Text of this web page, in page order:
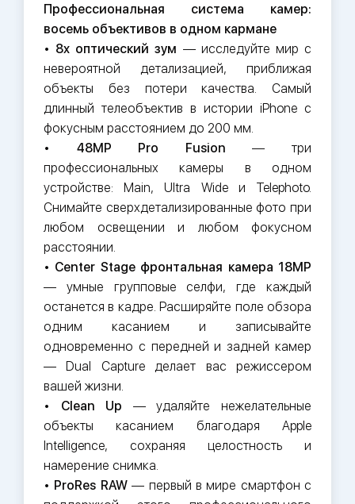
Профессиональная система камер:
восемь объективов в одном кармане
• 8x оптический зум — исследуйте мир с
невероятной детализацией, приближая
объекты без потери качества. Самый
длинный телеобъектив в истории iPhone с
фокусным расстоянием до 200 мм.
• 48MP Pro Fusion — три
профессиональных камеры в одном
устройстве: Main, Ultra Wide и Telephoto.
Снимайте сверхдетализированные фото при
любом освещении и любом фокусном
расстоянии.
• Center Stage фронтальная камера 18MP
— умные групповые селфи, где каждый
останется в кадре. Расширяйте поле обзора
одним касанием и записывайте
одновременно с передней и задней камер
— Dual Capture делает вас режиссером
вашей жизни.
• Clean Up — удаляйте нежелательные
объекты касанием благодаря Apple
Intelligence, сохраняя целостность и
намерение снимка.
• ProRes RAW— первый в мире смартфон с